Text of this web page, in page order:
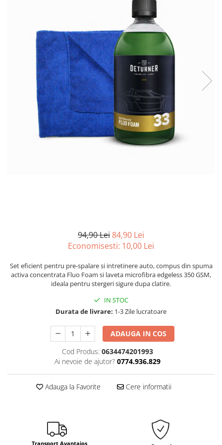
Suporturi bauturi
94,90 Lei84,90 Lei
Economisesti: 10,00 Lei
Set eficient pentru pre-spalare si intretinere auto, compus din spuma
activa concentrata Fluo Foam si laveta microfibra edgeless 350 GSM,
ideala pentru stergeri sigure dupa clatire.
IN STOC
Durata de livrare: 1-3 Zile lucratoare
ADAUGA IN COS
Cod Produs: 0634474201993
Ai nevoie de ajutor? 0774.936.829
Adauga la Favorite Cere informatii
Transport Avantajos